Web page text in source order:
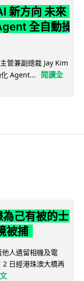
新方向 未來
全自動操
管兼副總裁 Jay Kim
Agent...
閱讀全
己有被的士
被捕
人遺留相機及電
2 日經港珠澳大橋再